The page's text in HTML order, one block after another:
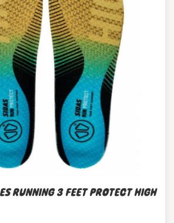
RUNNING 3 FEET PROTECT HIGH